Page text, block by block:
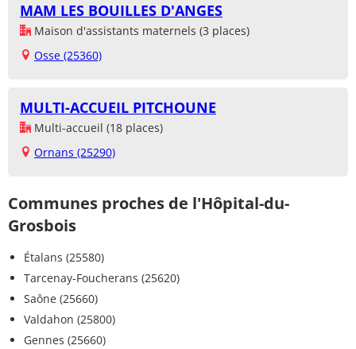
MAM LES BOUILLES D'ANGES
Maison d'assistants maternels (3 places)
Osse (25360)
MULTI-ACCUEIL PITCHOUNE
Multi-accueil (18 places)
Ornans (25290)
Communes proches de l'Hôpital-du-
Grosbois
Étalans (25580)
Tarcenay-Foucherans (25620)
Saône (25660)
Valdahon (25800)
Gennes (25660)